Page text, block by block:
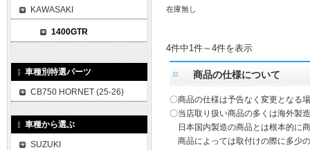
在庫無し
4件中1件～4件を表示
商品の仕様について
〇商品の仕様は予告なく変更となる
〇当店取り扱い商品の多くは海外製
日本国内製造の商品とは根本的に
商品によっては取付けの際に多少
KAWASAKI
1400GTR
車種別特選パーツ
CB750 HORNET (25-26)
車種から選ぶ
SUZUKI